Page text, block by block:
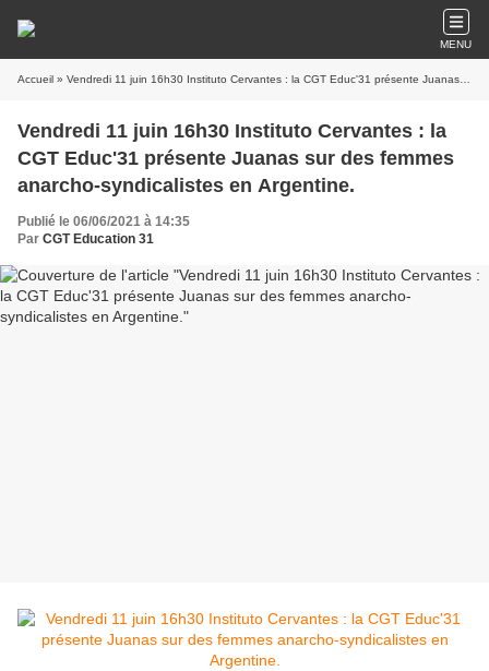
MENU
Accueil » Vendredi 11 juin 16h30 Instituto Cervantes : la CGT Educ'31 présente Juanas sur des femmes anarcho-syndicalistes en Argentine.
Vendredi 11 juin 16h30 Instituto Cervantes : la
CGT Educ'31 présente Juanas sur des femmes
anarcho-syndicalistes en Argentine.
Publié le 06/06/2021 à 14:35
Par CGT Education 31